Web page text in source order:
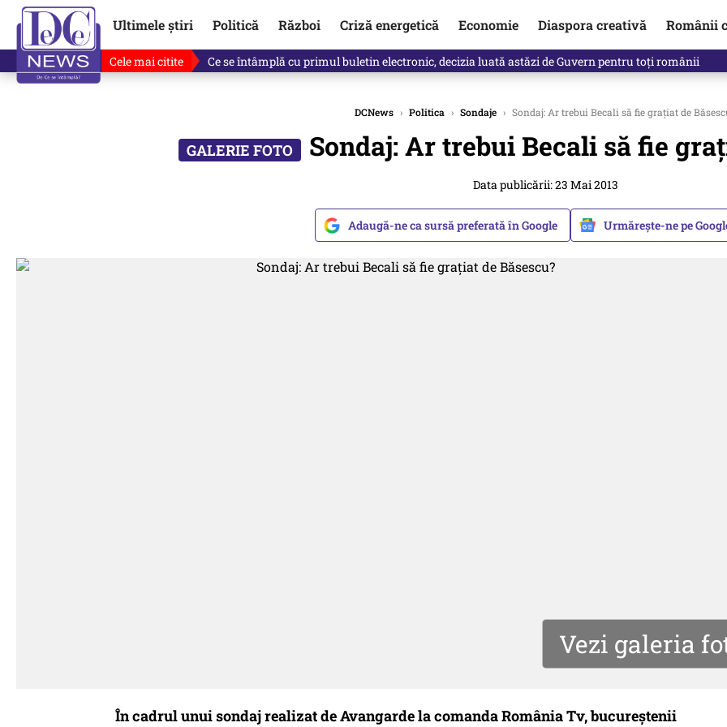
Ultimele știri Politică Război Criză energetică Economie Diaspora creativă Românii
Cele mai citite Singurul lucru care l-ar putea clinti pe Ilie Bolojan de la Palatul Victoria. Verdictul lui Bogdan
DCNews › Politica › Sondaje › Sondaj: Ar trebui Becali să fie grațiat de
Sondaj: Ar trebui Becali să fie
Data publicării: 23 Mai 2013
Adaugă-ne ca sursă preferată în Google Urmărește-ne pe
Vezi galeria
În cadrul unui sondaj realizat de Avangarde la comanda România Tv, bucureștenii